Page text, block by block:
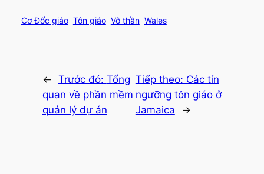
Cơ Đốc giáo Tôn giáo Vô thần Wales
← Trước đó: Tổng
quan về phần mềm
quản lý dự án
Tiếp theo: Các tín
ngưỡng tôn giáo ở
Jamaica
→